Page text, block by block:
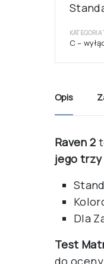
KATEGORIA
C –
Opis
Raven 2
jego trzy
Dla
Test
do